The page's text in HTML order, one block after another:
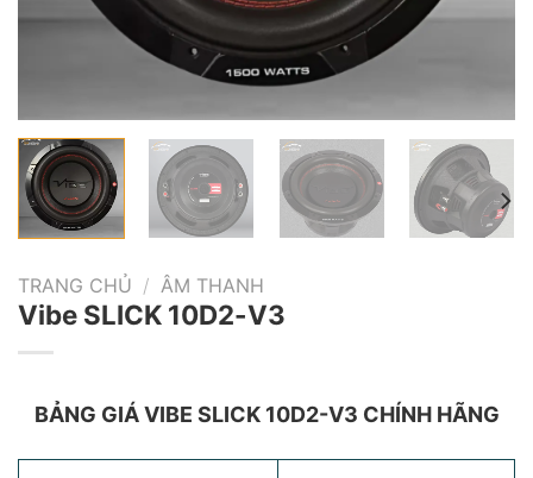
TRANG CHỦ / ÂM THANH
Vibe SLICK 10D2-V3
BẢNG GIÁ VIBE SLICK 10D2-V3 CHÍNH HÃNG